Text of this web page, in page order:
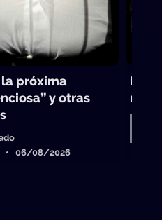
próxima
y otras
• 06/08/2026